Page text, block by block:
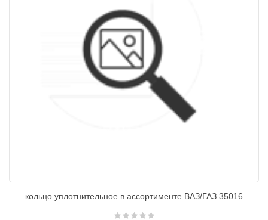
кольцо уплотнительное в ассортименте ВАЗ/ГАЗ 35016